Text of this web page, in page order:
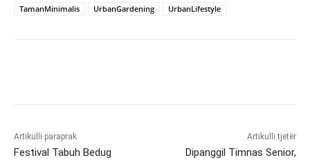
TamanMinimalis
UrbanGardening UrbanLifestyle
Artikulli paraprak
Festival Tabuh Bedug
Artikulli tjetër
Dipanggil Timnas Senior,